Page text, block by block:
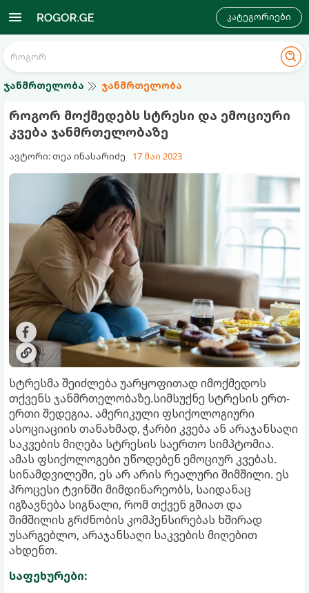
კატეგორიები
ჯანმრთელობა ჯანმრთელობა
როგორ მოქმედებს სტრესი და ემოციური
კვება ჯანმრთელობაზე
ავტორი: თეა ინასარიძე 17 მაი 2023
სტრესმა შეიძლება უარყოფითად იმოქმედოს
თქვენს ჯანმრთელობაზე.სიმსუქნე სტრესის ერთ-
ერთი შედეგია. ამერიკული ფსიქოლოგიური
ასოციაციის თანახმად, ჭარბი კვება ან არაჯანსაღი
საკვების მიღება სტრესის საერთო სიმპტომია.
ამას ფსიქოლოგები უწოდებენ ემოციურ კვებას.
სინამდვილეში, ეს არ არის რეალური შიმშილი. ეს
პროცესი ტვინში მიმდინარეობს, საიდანაც
იგზავნება სიგნალი, რომ თქვენ გშიათ და
შიმშილის გრძნობის კომპენსირებას ხშირად
უსარგებლო, არაჯანსაღი საკვების მიღებით
ახდენთ.
საფეხურები: